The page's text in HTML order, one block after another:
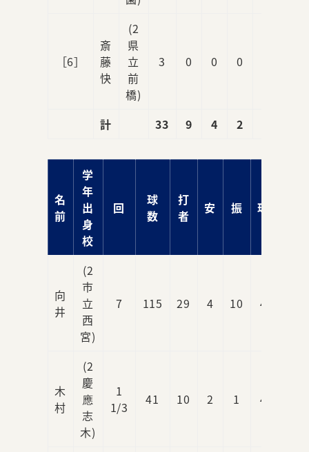
［6］
斎
藤
快
(2
県
立
前
橋)
3 0 0 0
計 33 9 4 2
名
前
学
年
出
身
校
回
球
数
打
者
安 振 球
向
井
(2
市
立
西
宮)
7 115 29 4 10 4
木
村
(2
慶
應
志
木)
1
1/3
41 10 2 1 4